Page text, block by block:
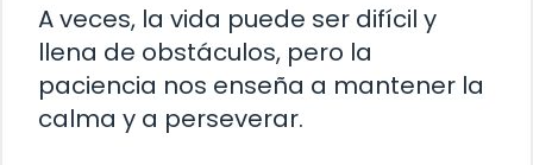
A veces, la vida puede ser difícil y
llena de obstáculos, pero la
paciencia nos enseña a mantener la
calma y a perseverar.